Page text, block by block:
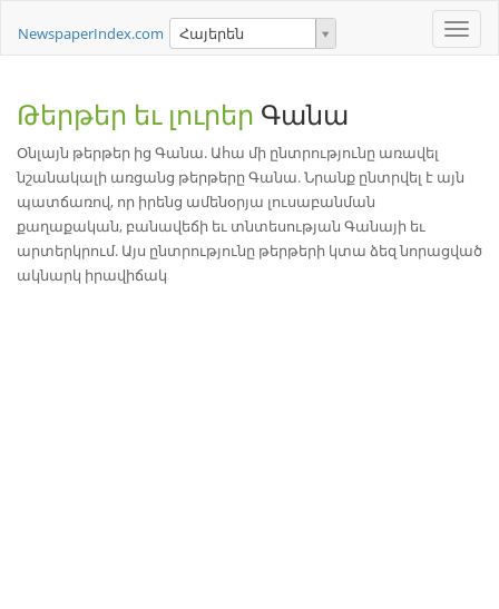
Toggle
NewspaperIndex.com Հայերեն
Թերթեր եւ լուրեր Գանա
Օնլայն թերթեր ից Գանա. Ահա մի ընտրությունը առավել
նշանակալի առցանց թերթերը Գանա. Նրանք ընտրվել է այն
պատճառով, որ իրենց ամենօրյա լուսաբանման
քաղաքական, բանավեճի եւ տնտեսության Գանայի եւ
արտերկրում. Այս ընտրությունը թերթերի կտա ձեզ նորացված
ակնարկ իրավիճակ